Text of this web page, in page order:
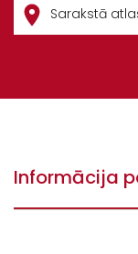
Informācija